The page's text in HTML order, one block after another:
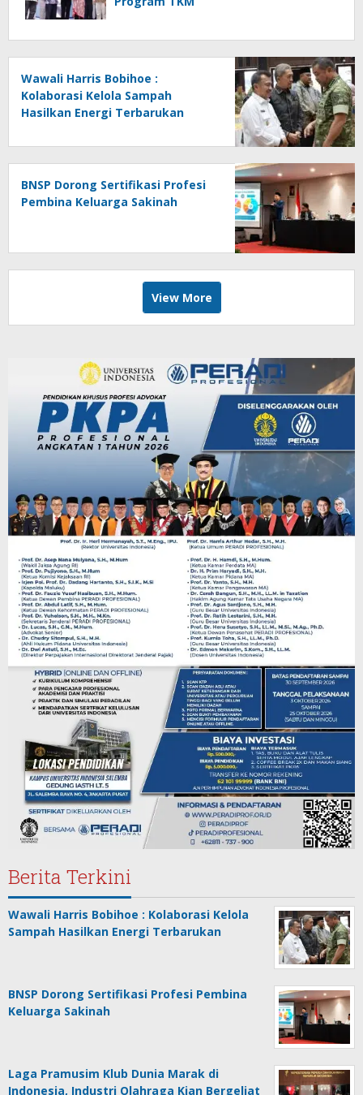
Wawali Harris Bobihoe :
Kolaborasi Kelola Sampah
Hasilkan Energi Terbarukan
BNSP Dorong Sertifikasi Profesi
Pembina Keluarga Sakinah
View More
Berita Terkini
Wawali Harris Bobihoe : Kolaborasi Kelola
Sampah Hasilkan Energi Terbarukan
BNSP Dorong Sertifikasi Profesi Pembina
Keluarga Sakinah
Laga Pramusim Klub Dunia Marak di
Indonesia, Industri Olahraga Kian Bergeliat